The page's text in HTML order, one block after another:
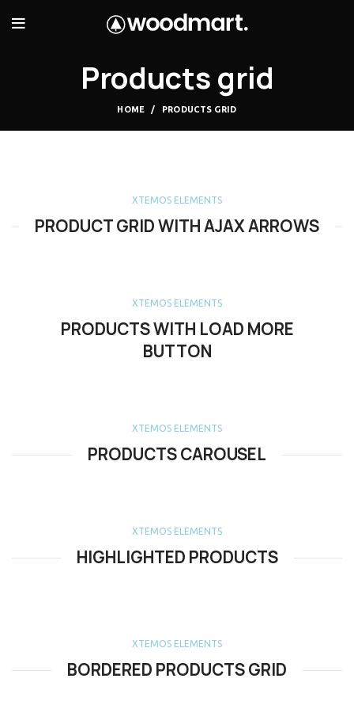
Products grid
HOME PRODUCTS GRID
XTEMOS ELEMENTS
PRODUCT GRID WITH AJAX ARROWS
XTEMOS ELEMENTS
PRODUCTS WITH LOAD MORE
BUTTON
XTEMOS ELEMENTS
PRODUCTS CAROUSEL
XTEMOS ELEMENTS
HIGHLIGHTED PRODUCTS
XTEMOS ELEMENTS
BORDERED PRODUCTS GRID